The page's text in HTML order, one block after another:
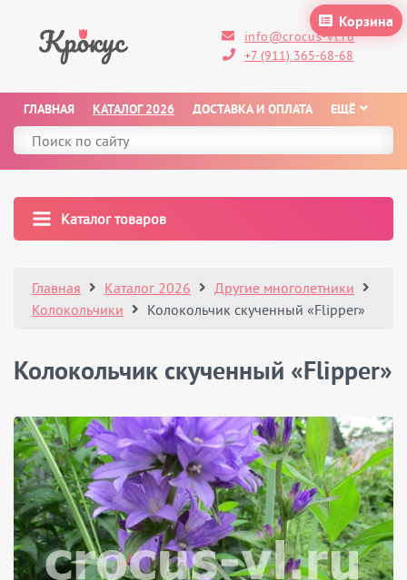
Корзина
info@crocus-vl.ru
+7 (911) 365-68-68
ГЛАВНАЯ КАТАЛОГ 2026 ДОСТАВКА И ОПЛАТА ЕЩЁ
Каталог товаров
Главная Каталог 2026
Другие многолетники
Колокольчики
Колокольчик скученный «Flipper»
Колокольчик скученный «Flipper»